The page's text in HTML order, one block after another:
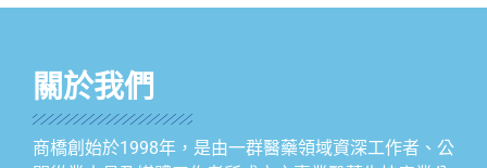
關於我們
商橋創始於1998年，是由一群醫藥領域資深工作者、公